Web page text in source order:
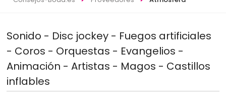
Sonido - Disc jockey - Fuegos artificiales
- Coros - Orquestas - Evangelios -
Animación - Artistas - Magos - Castillos
inflables